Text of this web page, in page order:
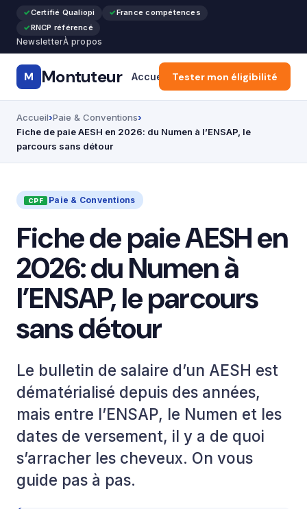
Certifié Qualiopi
France compétences
RNCP référencé
NewsletterÀ propos
M Montuteur Accueil CPF & Compte Formation
Tester mon éligibilité
Accueil Paie & Conventions
Fiche de paie AESH en 2026: du Numen à l’ENSAP, le
parcours sans détour
Paie & Conventions
Fiche de paie AESH en
2026: du Numen à
l’ENSAP, le parcours
sans détour
Le bulletin de salaire d’un AESH est
dématérialisé depuis des années,
mais entre l’ENSAP, le Numen et les
dates de versement, il y a de quoi
s’arracher les cheveux. On vous
guide pas à pas.